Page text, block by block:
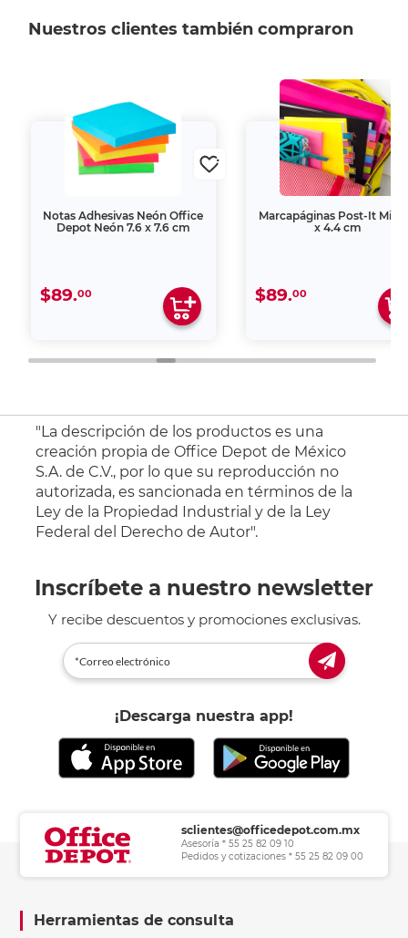
Nuestros clientes también compraron
Notas Adhesivas Neón Office
Depot Neón 7.6 x 7.6 cm
$89.00
Marcapáginas Post-It Mini
x 4.4 cm
$89.00
"La descripción de los productos es una
creación propia de Office Depot de México
S.A. de C.V., por lo que su reproducción no
autorizada, es sancionada en términos de la
Ley de la Propiedad Industrial y de la Ley
Federal del Derecho de Autor".
Inscríbete a nuestro newsletter
Y recibe descuentos y promociones exclusivas.
¡Descarga nuestra app!
sclientes@officedepot.com.mx
Asesoría * 55 25 82 09 10
Pedidos y cotizaciones * 55 25 82 09 00
Herramientas de consulta